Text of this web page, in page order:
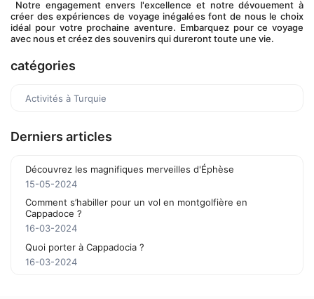
créer des expériences de voyage inégalées font de nous le choix
idéal pour votre prochaine aventure. Embarquez pour ce voyage
avec nous et créez des souvenirs qui dureront toute une vie.
catégories
Activités à Turquie
Derniers articles
Découvrez les magnifiques merveilles d'Éphèse
15-05-2024
Comment s’habiller pour un vol en montgolfière en
Cappadoce ?
16-03-2024
Quoi porter à Cappadocia ?
16-03-2024